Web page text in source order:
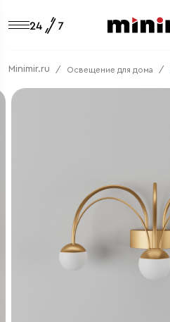
Minimir.ru Освещение для дома